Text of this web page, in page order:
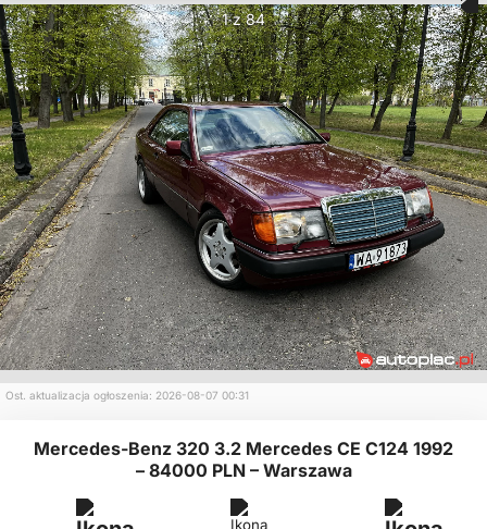
1 z 84
Ost. aktualizacja ogłoszenia: 2026-08-07 00:31
Mercedes-Benz 320 3.2 Mercedes CE C124 1992
– 84000 PLN – Warszawa